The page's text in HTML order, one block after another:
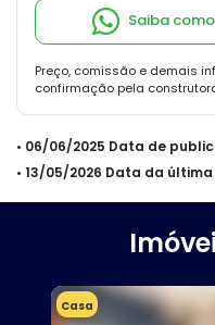
Saiba
Preço, comissão e demais
confirmação pela
• 06/06/2025 Data de
• 13/05/2026 Data da
Casa